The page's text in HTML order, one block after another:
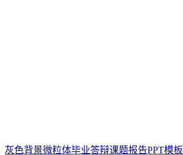
灰色背景微粒体毕业答辩课题报告PPT模板